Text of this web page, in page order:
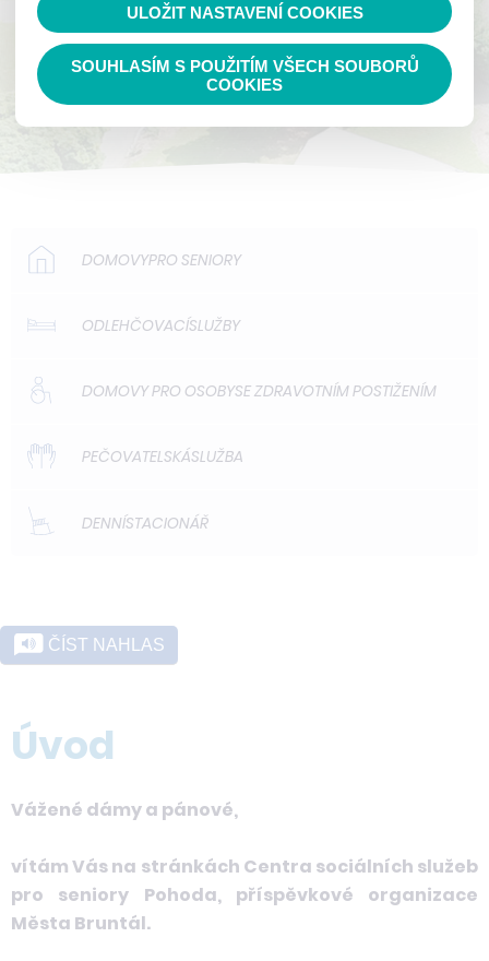
DOMOVYPRO SENIORY
ODLEHČOVACÍSLUŽBY
DOMOVY PRO OSOBYSE ZDRAVOTNÍM POSTIŽENÍM
PEČOVATELSKÁSLUŽBA
DENNÍSTACIONÁŘ
ČÍST NAHLAS
Úvod
Vážené dámy a pánové,
vítám Vás na stránkách Centra sociálních služeb
pro seniory Pohoda, příspěvkové organizace
Města Bruntál.
ULOŽIT NASTAVENÍ COOKIES
SOUHLASÍM S POUŽITÍM VŠECH SOUBORŮ
COOKIES